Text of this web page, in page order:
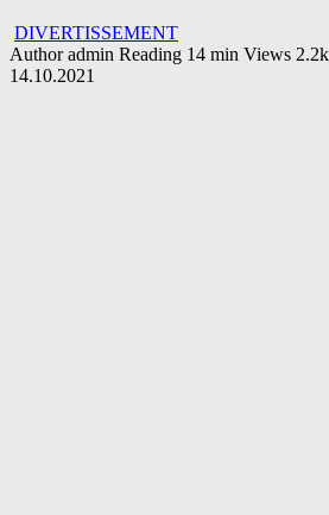
DIVERTISSEMENT
Author admin Reading 14 min Views
14.10.2021